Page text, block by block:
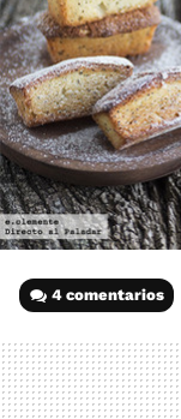
4 comentarios